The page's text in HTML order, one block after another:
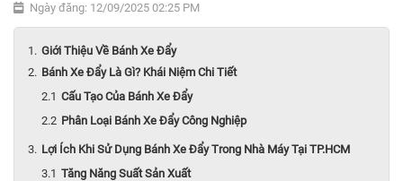
Ngày đăng: 12/09/2025 02:25 PM
Giới Thiệu Về Bánh Xe Đẩy
Bánh Xe Đẩy Là Gì? Khái Niệm Chi Tiết
Cấu Tạo Của Bánh Xe Đẩy
Phân Loại Bánh Xe Đẩy Công Nghiệp
Lợi Ích Khi Sử Dụng Bánh Xe Đẩy Trong Nhà Máy Tại TP.HCM
Tăng Năng Suất Sản Xuất